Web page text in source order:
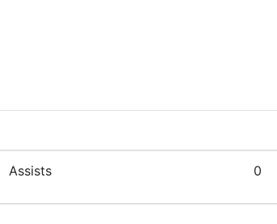
Assists 0